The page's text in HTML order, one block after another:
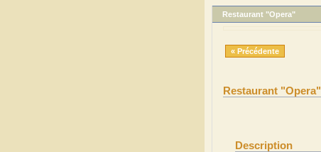
Restaurant "Opera"
« Précédente
Restaurant "Opera"
Description